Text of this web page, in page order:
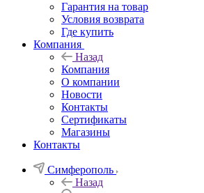
Гарантия на товар
Условия возврата
Где купить
Компания
Назад
Компания
О компании
Новости
Контакты
Сертификаты
Магазины
Контакты
Симферополь
Назад